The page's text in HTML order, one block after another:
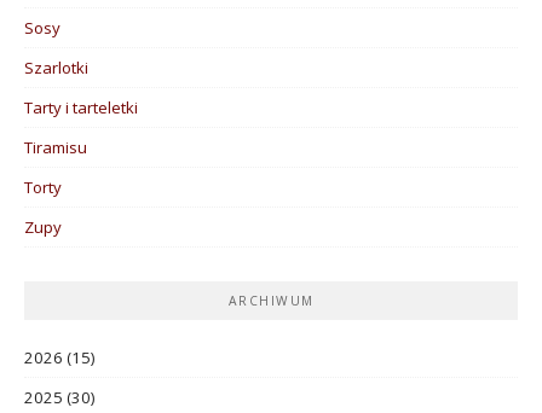
Sosy
Szarlotki
Tarty i tarteletki
Tiramisu
Torty
Zupy
ARCHIWUM
2026 (15)
2025 (30)